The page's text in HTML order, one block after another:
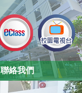
聯絡我們